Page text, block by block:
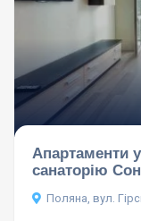
Апартаменти
санаторію
Поляна, вул.